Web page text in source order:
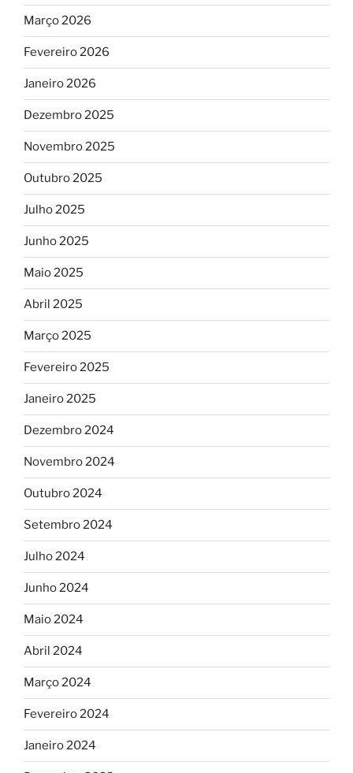
Março 2026
Fevereiro 2026
Janeiro 2026
Dezembro 2025
Novembro 2025
Outubro 2025
Julho 2025
Junho 2025
Maio 2025
Abril 2025
Março 2025
Fevereiro 2025
Janeiro 2025
Dezembro 2024
Novembro 2024
Outubro 2024
Setembro 2024
Julho 2024
Junho 2024
Maio 2024
Abril 2024
Março 2024
Fevereiro 2024
Janeiro 2024